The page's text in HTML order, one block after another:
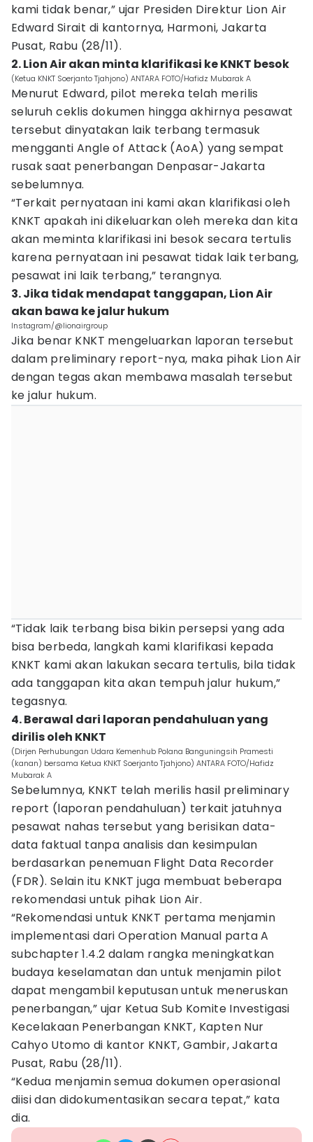
kami tidak benar,” ujar Presiden Direktur Lion Air
Edward Sirait di kantornya, Harmoni, Jakarta
Pusat, Rabu (28/11).
2. Lion Air akan minta klarifikasi ke KNKT besok
(Ketua KNKT Soerjanto Tjahjono) ANTARA FOTO/Hafidz Mubarak A
Menurut Edward, pilot mereka telah merilis
seluruh ceklis dokumen hingga akhirnya pesawat
tersebut dinyatakan laik terbang termasuk
mengganti Angle of Attack (AoA) yang sempat
rusak saat penerbangan Denpasar-Jakarta
sebelumnya.
“Terkait pernyataan ini kami akan klarifikasi oleh
KNKT apakah ini dikeluarkan oleh mereka dan kita
akan meminta klarifikasi ini besok secara tertulis
karena pernyataan ini pesawat tidak laik terbang,
pesawat ini laik terbang,” terangnya.
3. Jika tidak mendapat tanggapan, Lion Air
akan bawa ke jalur hukum
Instagram/@lionairgroup
Jika benar KNKT mengeluarkan laporan tersebut
dalam preliminary report-nya, maka pihak Lion Air
dengan tegas akan membawa masalah tersebut
ke jalur hukum.
“Tidak laik terbang bisa bikin persepsi yang ada
bisa berbeda, langkah kami klarifikasi kepada
KNKT kami akan lakukan secara tertulis, bila tidak
ada tanggapan kita akan tempuh jalur hukum,”
tegasnya.
4. Berawal dari laporan pendahuluan yang
dirilis oleh KNKT
(Dirjen Perhubungan Udara Kemenhub Polana Banguningsih Pramesti
(kanan) bersama Ketua KNKT Soerjanto Tjahjono) ANTARA FOTO/Hafidz
Mubarak A
Sebelumnya, KNKT telah merilis hasil preliminary
report (laporan pendahuluan) terkait jatuhnya
pesawat nahas tersebut yang berisikan data-
data faktual tanpa analisis dan kesimpulan
berdasarkan penemuan Flight Data Recorder
(FDR). Selain itu KNKT juga membuat beberapa
rekomendasi untuk pihak Lion Air.
“Rekomendasi untuk KNKT pertama menjamin
implementasi dari Operation Manual parta A
subchapter 1.4.2 dalam rangka meningkatkan
budaya keselamatan dan untuk menjamin pilot
dapat mengambil keputusan untuk meneruskan
penerbangan,” ujar Ketua Sub Komite Investigasi
Kecelakaan Penerbangan KNKT, Kapten Nur
Cahyo Utomo di kantor KNKT, Gambir, Jakarta
Pusat, Rabu (28/11).
“Kedua menjamin semua dokumen operasional
diisi dan didokumentasikan secara tepat,” kata
dia.